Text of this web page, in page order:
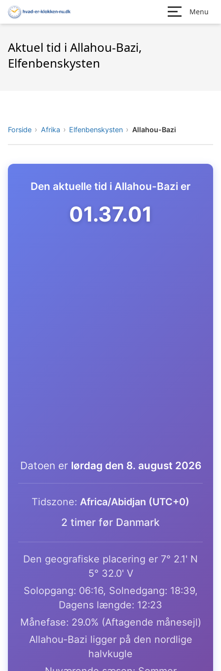
Menu
Aktuel tid i Allahou-Bazi,
Elfenbenskysten
Forside Afrika Elfenbenskysten Allahou-Bazi
Den aktuelle tid i Allahou-Bazi er
01.37.02
Datoen er lørdag den 8. august 2026
Tidszone: Africa/Abidjan (UTC+0)
2 timer før Danmark
Den geografiske placering er 7° 2.1' N
5° 32.0' V
Solopgang: 06:16, Solnedgang: 18:39,
Dagens længde: 12:23
Månefase: 29.0% (Aftagende månesejl)
Allahou-Bazi ligger på den nordlige
halvkugle